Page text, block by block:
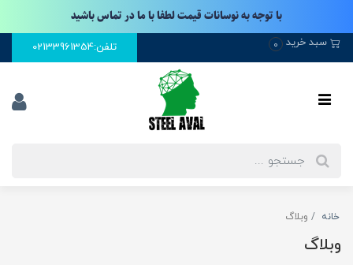
با توجه به نوسانات قیمت لطفا با ما در تماس باشید
سبد خرید 0 تلفن:02133961354
خانه وبلاگ
وبلاگ